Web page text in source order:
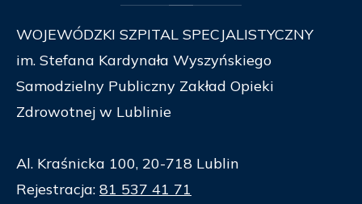
WOJEWÓDZKI SZPITAL SPECJALISTYCZNY
im. Stefana Kardynała Wyszyńskiego
Samodzielny Publiczny Zakład Opieki
Zdrowotnej w Lublinie
Al. Kraśnicka 100, 20-718 Lublin
Rejestracja: 81 537 41 71